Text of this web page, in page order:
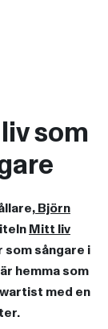
som
Björn
Mitt liv
som sångare i
hemma som
med en